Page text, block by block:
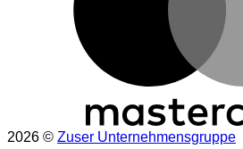
2026 © Zuser Unternehmensgruppe